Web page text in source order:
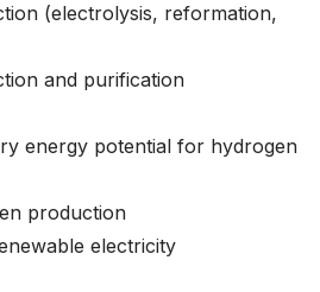
(electrolysis, reformation,
and purification
energy potential for hydrogen
production
electricity